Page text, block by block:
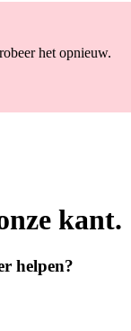
het opnieuw.
kant.
helpen?